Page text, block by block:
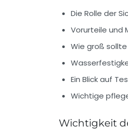
Die Rolle der
Vorurteile und
Wie groß
Ein Blick auf
Wichtige
Wichtigkeit